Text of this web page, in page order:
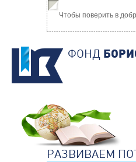
Чтобы поверить в
ФОНД
РАЗВИВАЕМ